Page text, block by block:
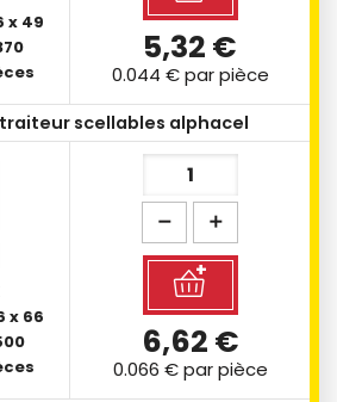
x 49
5,32 €
0.044 €par pièce
x 66
scellables alphacel
6,62 €
0.066 €par pièce